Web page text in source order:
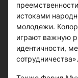
истоками
молодежи.
играют важную
идентичности,
сотрудничества».